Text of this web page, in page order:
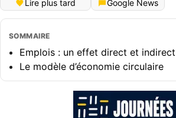
Lire plus tard
Google News
SOMMAIRE
Emplois : un effet direct et indirect
Le modèle d’économie circulaire